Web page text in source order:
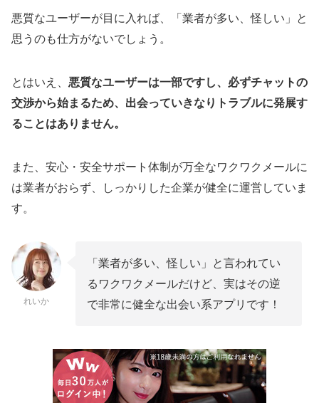
悪質なユーザーが目に入れば、「業者が多い、怪しい」と
思うのも仕方がないでしょう。
とはいえ、 悪質なユーザーは一部ですし、必ずチャットの
交渉から始まるため、出会っていきなりトラブルに発展す
ることはありません。
また、安心・安全サポート体制が万全なワクワクメールに
は業者がおらず、しっかりした企業が健全に運営していま
す。
れいか
「業者が多い、怪しい」と言われてい
るワクワクメールだけど、実はその逆
で非常に健全な出会い系アプリです！